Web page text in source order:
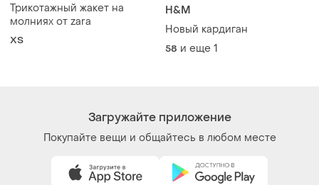
Трикотажный жакет на
молниях от zara
ХS
H&M
Новый кардиган
58 и еще 1
Загружайте приложение
Покупайте вещи и общайтесь в любом месте